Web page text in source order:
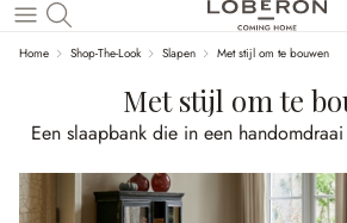
Naar de hoofdinhoud
Home Shop-The-Look Slapen Met stijl om te bouwen
Met stijl om te
Een slaapbank die in een